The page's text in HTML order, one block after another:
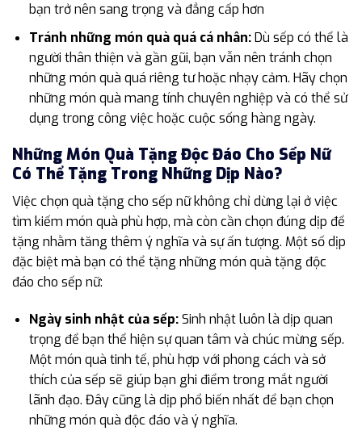
bạn trở nên sang trọng và đẳng cấp hơn
Tránh những món quà quá cá nhân:Dù sếp có thể là
người thân thiện và gần gũi, bạn vẫn nên tránh chọn
những món quà quá riêng tư hoặc nhạy cảm. Hãy chọn
những món quà mang tính chuyên nghiệp và có thể sử
dụng trong công việc hoặc cuộc sống hàng ngày.
Những Món Quà Tặng Độc Đáo Cho Sếp Nữ
Có Thể Tặng Trong Những Dịp Nào?
Việc chọn quà tặng cho sếp nữ không chỉ dừng lại ở việc
tìm kiếm món quà phù hợp, mà còn cần chọn đúng dịp để
tặng nhằm tăng thêm ý nghĩa và sự ấn tượng. Một số dịp
đặc biệt mà bạn có thể tặng những món quà tặng độc
đáo cho sếp nữ:
Ngày sinh nhật của sếp:Sinh nhật luôn là dịp quan
trọng để bạn thể hiện sự quan tâm và chúc mừng sếp.
Một món quà tinh tế, phù hợp với phong cách và sở
thích của sếp sẽ giúp bạn ghi điểm trong mắt người
lãnh đạo. Đây cũng là dịp phổ biến nhất để bạn chọn
những món quà độc đáo và ý nghĩa.